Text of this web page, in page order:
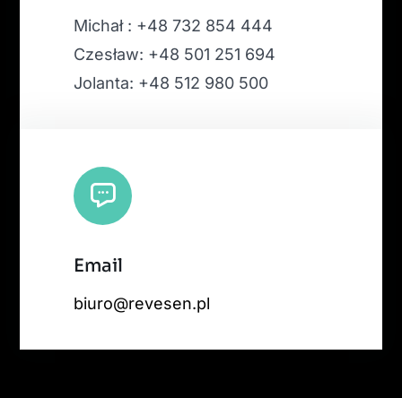
Michał : +48 732 854 444
Czesław: +48 501 251 694
Jolanta: +48 512 980 500
Email
biuro@revesen.pl